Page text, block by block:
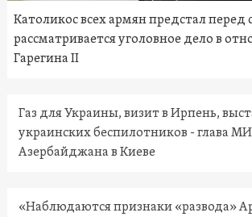
Католикос всех армян предстал перед
рассматривается уголовное дело в
Гарегина II
Газ для Украины, визит в Ирпень,
украинских беспилотников - глава
Азербайджана в Киеве
«Наблюдаются признаки «развода»